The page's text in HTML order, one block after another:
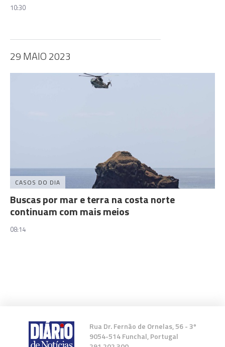
10:30
29 MAIO 2023
CASOS DO DIA
Buscas por mar e terra na costa norte
continuam com mais meios
08:14
Rua Dr. Fernão de Ornelas, 56 - 3º
9054-514 Funchal, Portugal